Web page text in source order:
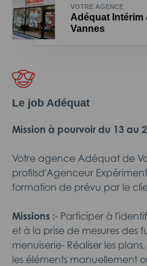
VOTRE AGENCE
Adéquat Intérim
Vannes
Le job Adéquat
Mission à pourvoir du 13 au
Votre agence Adéquat de
profilsd'Agenceur
formation de prévu par le
Missions :- Participer à
et à la prise de mesures des
menuiserie- Réaliser les
les éléments manuellement